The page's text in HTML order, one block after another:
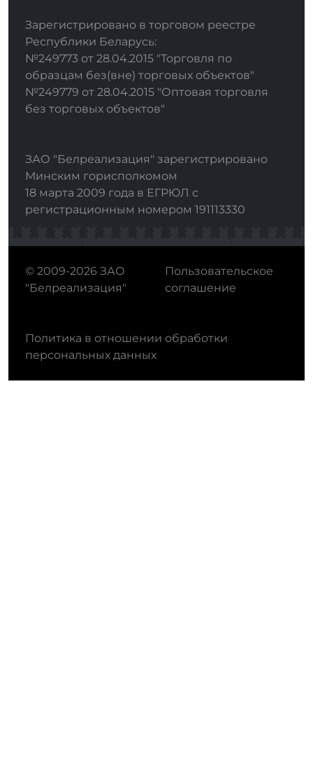
Зарегистрировано в торговом реестре
Республики Беларусь:
№249773 от 28.04.2015 "Торговля по
образцам без(вне) торговых объектов"
№249779 от 28.04.2015 "Оптовая торговля
без торговых объектов"
ЗАО "Белреализация" зарегистрировано
Минским горисполкомом
18 марта 2009 года в ЕГРЮЛ с
регистрационным номером 191113330
© 2009-2026 ЗАО
"Белреализация"
Пользовательское
соглашение
Политика в отношении обработки
персональных данных